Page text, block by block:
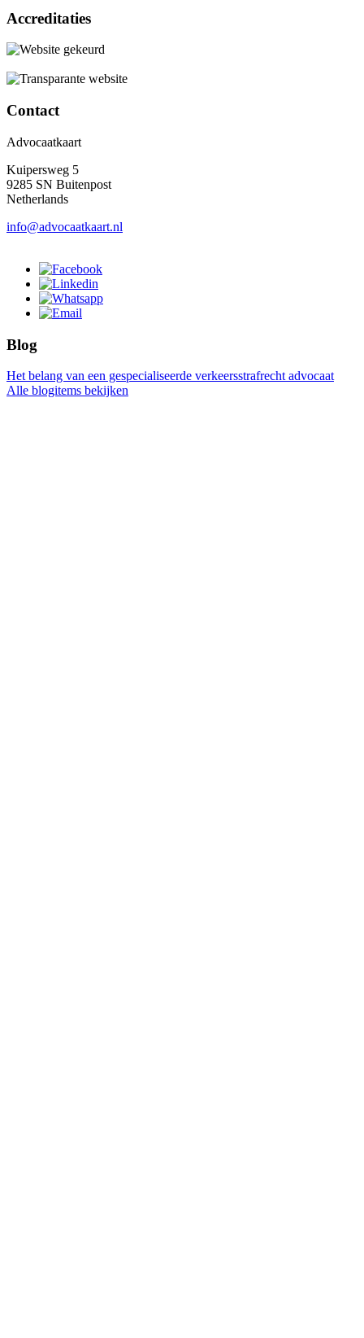
Accreditaties
Contact
Advocaatkaart
Kuipersweg 5
9285 SN Buitenpost
Netherlands
info@advocaatkaart.nl
Blog
Het belang van een gespecialiseerde verkeersstrafrecht advocaat
Alle blogitems bekijken